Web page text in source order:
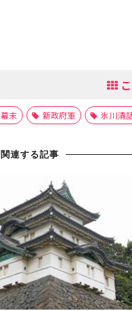
幕末 新政府軍 氷川清
関連する記事